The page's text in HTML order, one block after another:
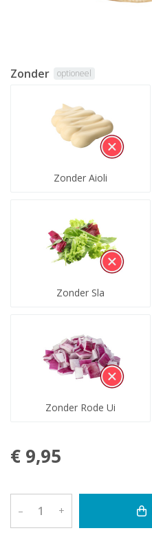
Zonder optioneel
Zonder Aioli
Zonder Sla
Zonder Rode Ui
€ 9,95
– +